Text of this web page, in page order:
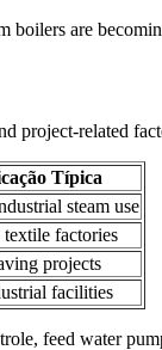
boilers are
project-related
Típica
steam use
textile factories
projects
facilities
feed water